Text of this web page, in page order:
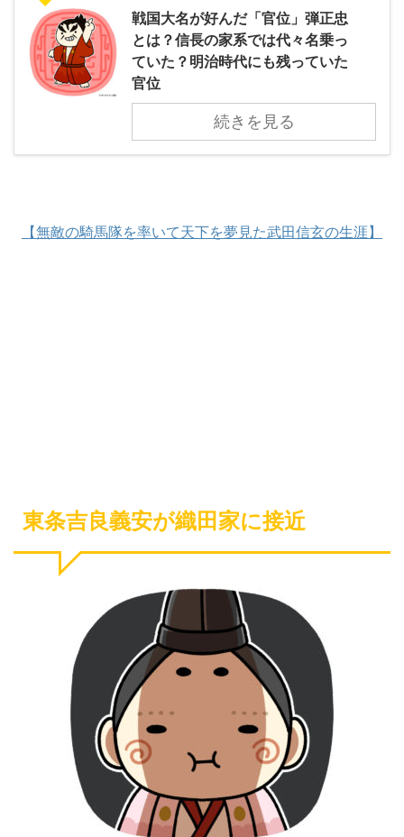
戦国大名が好んだ「官位」弾正忠
とは？信長の家系では代々名乗っ
ていた？明治時代にも残っていた
官位
続きを見る
【無敵の騎馬隊を率いて天下を夢見た武田信玄の生涯】
東条吉良義安が織田家に接近